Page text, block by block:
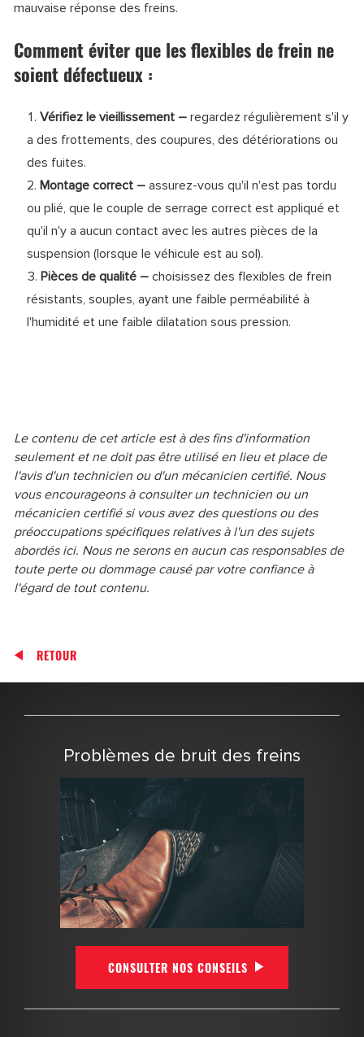
mauvaise réponse des freins.
Comment éviter que les flexibles de frein ne
soient défectueux :
Vérifiez le vieillissement – regardez régulièrement s'il y
a des frottements, des coupures, des détériorations ou
des fuites.
Montage correct – assurez-vous qu'il n'est pas tordu
ou plié, que le couple de serrage correct est appliqué et
qu'il n'y a aucun contact avec les autres pièces de la
suspension (lorsque le véhicule est au sol).
Pièces de qualité – choisissez des flexibles de frein
résistants, souples, ayant une faible perméabilité à
l'humidité et une faible dilatation sous pression.
Le contenu de cet article est à des fins d'information
seulement et ne doit pas être utilisé en lieu et place de
l'avis d'un technicien ou d'un mécanicien certifié. Nous
vous encourageons à consulter un technicien ou un
mécanicien certifié si vous avez des questions ou des
préoccupations spécifiques relatives à l'un des sujets
abordés ici. Nous ne serons en aucun cas responsables de
toute perte ou dommage causé par votre confiance à
l'égard de tout contenu.
RETOUR
Problèmes de bruit des freins
CONSULTER NOS CONSEILS